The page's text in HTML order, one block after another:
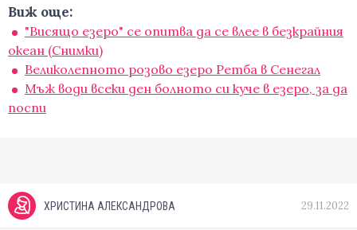
Виж още:
"Висящо езеро" се опитва да се влее в безкрайния
океан (Снимки)
Великолепното розово езеро Ретба в Сенегал
Мъж води всеки ден болното си куче в езеро, за да
поспи
ХРИСТИНА АЛЕКСАНДРОВА 29.11.2022